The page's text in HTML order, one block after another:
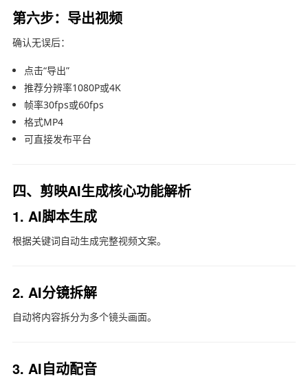
第六步：导出视频
确认无误后：
点击“导出”
推荐分辨率1080P或4K
帧率30fps或60fps
格式MP4
可直接发布平台
四、剪映AI生成核心功能解析
1. AI脚本生成
根据关键词自动生成完整视频文案。
2. AI分镜拆解
自动将内容拆分为多个镜头画面。
3. AI自动配音